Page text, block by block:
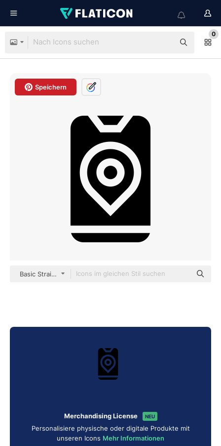
0
Speichern
Basic Straight Filled
Merchandising License NEU
Personalisiere physische oder digitale Produkte mit
unseren Icons Mehr Informationen